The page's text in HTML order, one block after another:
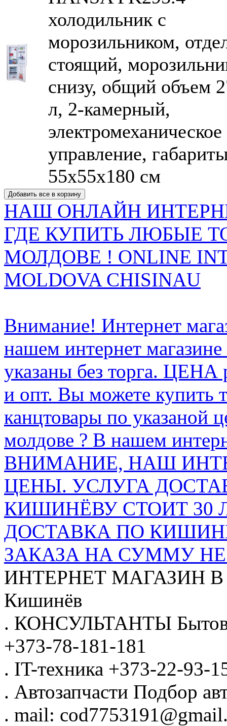
холодильник с
морозильником,
стоящий,
снизу, общий объем
л, 2-камерный,
электромеханическое
управление,
55x55x180 см
НАШ ОНЛАЙН
ГДЕ КУПИТЬ ЛЮБЫЕ
МОЛДОВЕ ! ONLINE
MOLDOVA CHISINAU
Внимание! Интернет
нашем интернет
указаны без торга.
и опт. Вы можете купить
канцтовары по указаной
молдове ? В нашем
ВНИМАНИЕ, НАШ
ЦЕНЫ. УСЛУГА
КИШИНЁВУ СТОИТ 30
ДОСТАВКА ПО
ЗАКАЗА НА СУММУ НЕ
ИНТЕРНЕТ МАГАЗИН
Кишинёв
. КОНСУЛЬТАНТЫ
+373-78-181-181
. IT-техника +373-22-93-
. Автозапчасти Подбор
. mail: